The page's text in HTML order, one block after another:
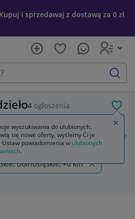
i sprzedawaj z dostawą za 0 zł
szukaj
4 ogłoszenia
pozostałe pozostałe miasta i
Dolnośląskie, +0 km
wyszukiwania do ulubionych.
się nowe oferty, wyślemy Ci je
Ustaw powiadomienia w ulubionych
.